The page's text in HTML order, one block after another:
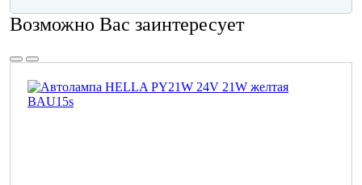
Возможно Вас заинтересует